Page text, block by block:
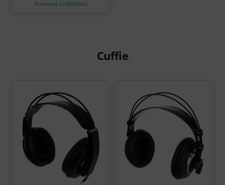
Azonnal szállítható
Cuffie